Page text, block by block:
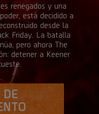
renegados y una
está decidido a
desde la
Friday. La batalla
pero ahora The
detener a Keener